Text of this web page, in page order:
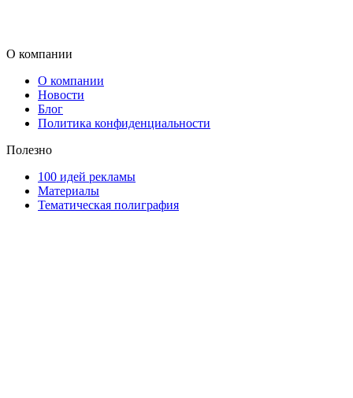
О компании
О компании
Новости
Блог
Политика конфиденциальности
Полезно
100 идей рекламы
Материалы
Тематическая полиграфия